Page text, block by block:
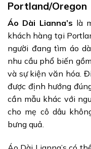
Portland/Oregon
Áo Dài Lianna’s là
khách hàng tại
người đang tìm áo
nhu cầu phổ biến
và sự kiện văn hóa.
được định hướng
cần mẫu khác với
cho mẹ cô dâu
bưng quả.